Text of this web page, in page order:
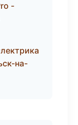
-
на-